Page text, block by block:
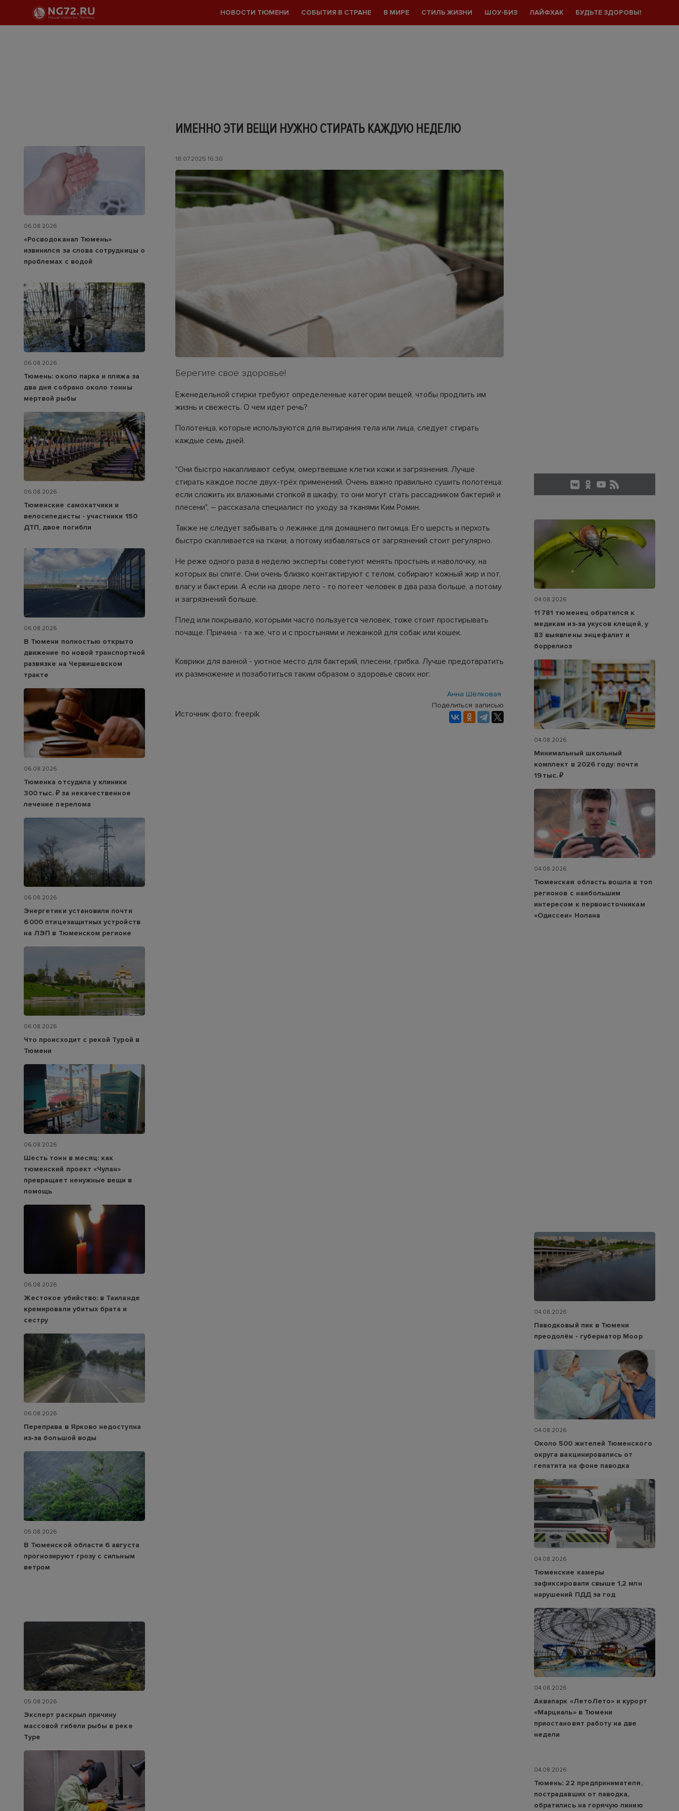
НОВОСТИ ТЮМЕНИ СОБЫТИЯ В СТРАНЕ В МИРЕ СТИЛЬ ЖИЗНИ ШОУ-БИЗ ЛАЙФХАК БУДЬТЕ ЗДОРОВЫ!
ИМЕННО ЭТИ ВЕЩИ НУЖНО СТИРАТЬ КАЖДУЮ НЕДЕЛЮ
18.07.2025 16:30
Берегите свое здоровье!
Еженедельной стирки требуют определенные категории вещей, чтобы продлить им
жизнь и свежесть. О чем идет речь?
Полотенца, которые используются для вытирания тела или лица, следует стирать
каждые семь дней.
"Они быстро накапливают себум, омертвевшие клетки кожи и загрязнения. Лучше
стирать каждое после двух-трёх применений. Очень важно правильно сушить полотенца:
если сложить их влажными стопкой в шкафу, то они могут стать рассадником бактерий и
плесени", – рассказала специалист по уходу за тканями Ким Ромин.
Также не следует забывать о лежанке для домашнего питомца. Его шерсть и перхоть
быстро скапливается на ткани, а потому избавляться от загрязнений стоит регулярно.
Не реже одного раза в неделю эксперты советуют менять простынь и наволочку, на
которых вы спите. Они очень близко контактируют с телом, собирают кожный жир и пот,
влагу и бактерии. А если на дворе лето - то потеет человек в два раза больше, а потому
и загрязнений больше.
Плед или покрывало, которыми часто пользуется человек, тоже стоит простирывать
почаще. Причина - та же, что и с простынями и лежанкой для собак или кошек.
Коврики для ванной - уютное место для бактерий, плесени, грибка. Лучше предотвратить
их размножение и позаботиться таким образом о здоровье своих ног.
Анна Шёлковая
Источник фото: freepik
Поделиться записью
06.08.2026
«Росводоканал Тюмень»
извинился за слова сотрудницы о
проблемах с водой
06.08.2026
Тюмень: около парка и пляжа за
два дня собрано около тонны
мертвой рыбы
06.08.2026
Тюменские самокатчики и
велосипедисты - участники 150
ДТП, двое погибли
06.08.2026
В Тюмени полностью открыто
движение по новой транспортной
развязке на Червишевском
тракте
06.08.2026
Тюменка отсудила у клиники
300 тыс. ₽ за некачественное
лечение перелома
06.08.2026
Энергетики установили почти
6 000 птицезащитных устройств
на ЛЭП в Тюменском регионе
06.08.2026
Что происходит с рекой Турой в
Тюмени
06.08.2026
Шесть тонн в месяц: как
тюменский проект «Чулан»
превращает ненужные вещи в
помощь
06.08.2026
Жестокое убийство: в Таиланде
кремировали убитых брата и
сестру
06.08.2026
Переправа в Ярково недоступна
из‑за большой воды
05.08.2026
В Тюменской области 6 августа
прогнозируют грозу с сильным
ветром
05.08.2026
Эксперт раскрыл причину
массовой гибели рыбы в реке
Туре
04.08.2026
11 781 тюменец обратился к
медикам из‑за укусов клещей, у
83 выявлены энцефалит и
боррелиоз
04.08.2026
Минимальный школьный
комплект в 2026 году: почти
19 тыс. ₽
04.08.2026
Тюменская область вошла в топ
регионов с наибольшим
интересом к первоисточникам
«Одиссеи» Нолана
04.08.2026
Паводковый пик в Тюмени
преодолён - губернатор Моор
04.08.2026
Около 500 жителей Тюменского
округа вакцинировались от
гепатита на фоне паводка
04.08.2026
Тюменские камеры
зафиксировали свыше 1,2 млн
нарушений ПДД за год
04.08.2026
Аквапарк «ЛетоЛето» и курорт
«Марциаль» в Тюмени
приостановят работу на две
недели
04.08.2026
Тюмень: 22 предпринимателя,
пострадавших от паводка,
обратились на горячую линию